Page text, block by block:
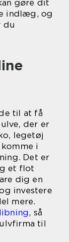
gøre dit
indlæg, og
du
til at få
der er
legetøj
i
Det er
et flot
dig en
investere
mere.
, så
til